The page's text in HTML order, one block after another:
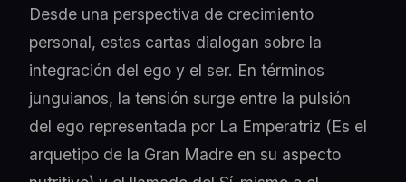
Desde una perspectiva de crecimiento
personal, estas cartas dialogan sobre la
integración del ego y el ser. En términos
junguianos, la tensión surge entre la pulsión
del ego representada por La Emperatriz (Es el
arquetipo de la Gran Madre en su aspecto